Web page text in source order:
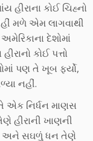
કોઈ ચિહ્નો
મળે એમ લાગવાથી
દેશોમાં
કોઈ પત્તો
પણ તે ખૂબ ફર્યો,
નહીં.
એક નિર્ધન માણસ
હીરાની ખાણની
અને સઘળું ધન તેણે